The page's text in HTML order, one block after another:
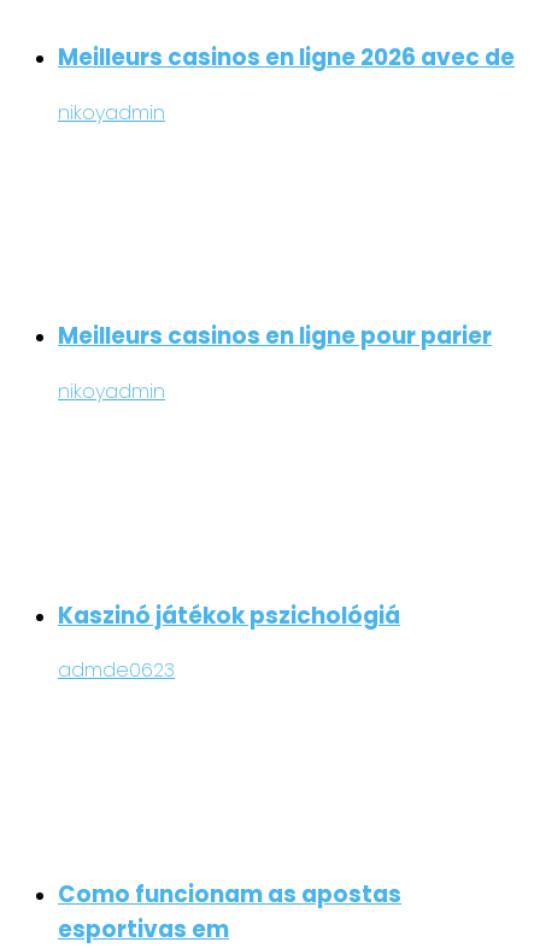
Meilleurs casinos en ligne 2026 avec de
nikoyadmin
Meilleurs casinos en ligne pour parier
nikoyadmin
Kaszinó játékok pszichológiá
admde0623
Como funcionam as apostas
esportivas em